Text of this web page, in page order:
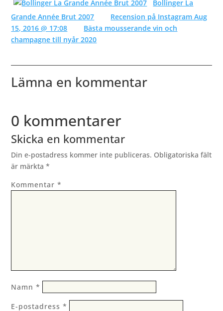
Bollinger La
Grande Année Brut 2007
Recension på Instagram Aug
15, 2016 @ 17:08
Bästa mousserande vin och
champagne till nyår 2020
Lämna en kommentar
0 kommentarer
Skicka en kommentar
Din e-postadress kommer inte publiceras. Obligatoriska fält
är märkta*
Kommentar*
Namn*
E-postadress*